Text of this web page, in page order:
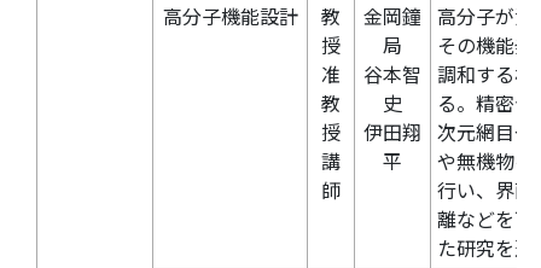
高分子機能設計
教
授
准
教
授
講
師
金岡鐘
局
谷本智
史
伊田翔
平
高分子が潜
その機能
調和する材
る。精密
次元網目や
や無機物を
行い、界面
離などを可
た研究を